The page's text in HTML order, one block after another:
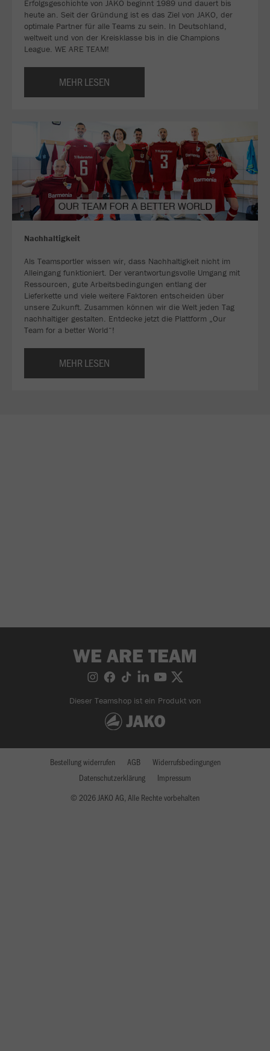
Erfolgsgeschichte von JAKO beginnt 1989 und dauert bis
heute an. Seit der Gründung ist es das Ziel von JAKO, der
optimale Partner für alle Teams zu sein. In Deutschland,
weltweit und von der Kreisklasse bis in die Champions
League. WE ARE TEAM!
MEHR LESEN
Nachhaltigkeit
Als Teamsportler wissen wir, dass Nachhaltigkeit nicht im
Alleingang funktioniert. Der verantwortungsvolle Umgang mit
Ressourcen, gute Arbeitsbedingungen entlang der
Lieferkette und viele weitere Faktoren entscheiden über
unsere Zukunft. Zusammen können wir die Welt jeden Tag
nachhaltiger gestalten. Entdecke jetzt die Plattform „Our
Team for a better World“!
MEHR LESEN
WE ARE TEAM
Dieser Teamshop ist ein Produkt von
© 2026 JAKO AG, Alle Rechte vorbehalten
Bestellung widerrufen AGB
Widerrufsbedingungen
Datenschutzerklärung
Impressum